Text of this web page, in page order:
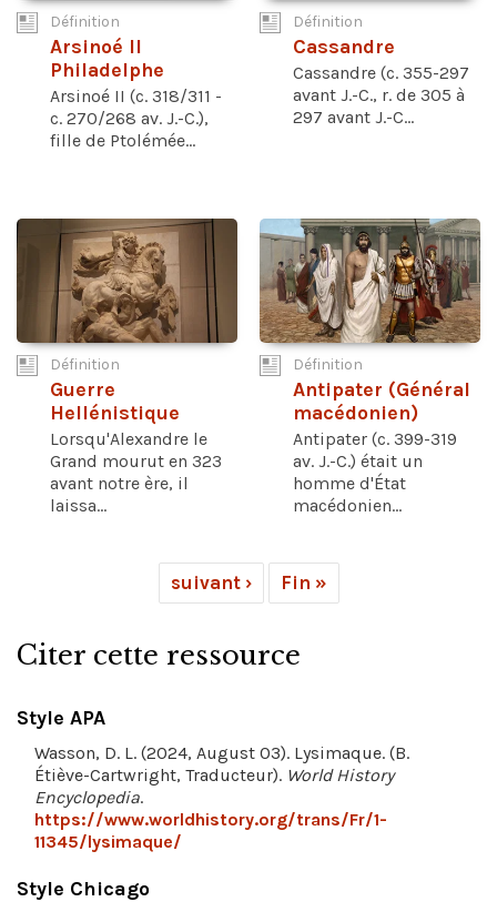
Définition
Arsinoé II
Philadelphe
Arsinoé II (c. 318/311 -
c. 270/268 av. J.-C.),
fille de Ptolémée...
Définition
Cassandre
Cassandre (c. 355-297
avant J.-C., r. de 305 à
297 avant J.-C...
Définition
Guerre
Hellénistique
Lorsqu'Alexandre le
Grand mourut en 323
avant notre ère, il
laissa...
Définition
Antipater (Général
macédonien)
Antipater (c. 399-319
av. J.-C.) était un
homme d'État
macédonien...
suivant › Fin »
Citer cette ressource
Style APA
Wasson, D. L. (2024, August 03). Lysimaque. (B.
Étiève-Cartwright, Traducteur). World History
Encyclopedia.
https://www.worldhistory.org/trans/Fr/1-
11345/lysimaque/
Style Chicago